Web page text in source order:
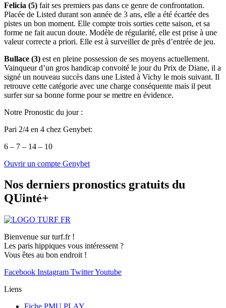
Felicia (5) fait ses premiers pas dans ce genre de confrontation.
Placée de Listed durant son année de 3 ans, elle a été écartée des
pistes un bon moment. Elle compte trois sorties cette saison, et sa
forme ne fait aucun doute. Modèle de régularité, elle est prise à une
valeur correcte a priori. Elle est à surveiller de près d’entrée de jeu.
Bullace (3) est en pleine possession de ses moyens actuellement.
Vainqueur d’un gros handicap convoité le jour du Prix de Diane, il a
signé un nouveau succès dans une Listed à Vichy le mois suivant. Il
retrouve cette catégorie avec une charge conséquente mais il peut
surfer sur sa bonne forme pour se mettre en évidence.
Notre Pronostic du jour :
Pari 2/4 en 4 chez Genybet:
6 – 7 – 14 – 10
Ouvrir un compte Genybet
Nos derniers pronostics gratuits du
QUinté+
Bienvenue sur turf.fr !
Les paris hippiques vous intéressent ?
Vous êtes au bon endroit !
Facebook Instagram TwitterYoutube
Liens